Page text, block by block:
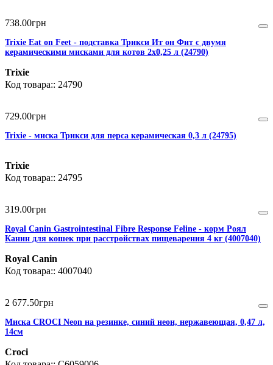
738.00грн
Trixie Eat on Feet - подставка Трикси Ит он Фит с двумя
керамическими мисками для котов 2х0,25 л (24790)
Trixie
24790
729.00грн
Trixie - миска Трикси для перса керамическая 0,3 л (24795)
Trixie
24795
319.00грн
Royal Canin Gastrointestinal Fibre Response Feline - корм Роял
Канин для кошек при расстройствах пищеварения 4 кг (4007040)
Royal Canin
4007040
2 677.50грн
Миска CROCI Neon на резинке, синий неон, нержавеющая, 0,47 л,
14см
Croci